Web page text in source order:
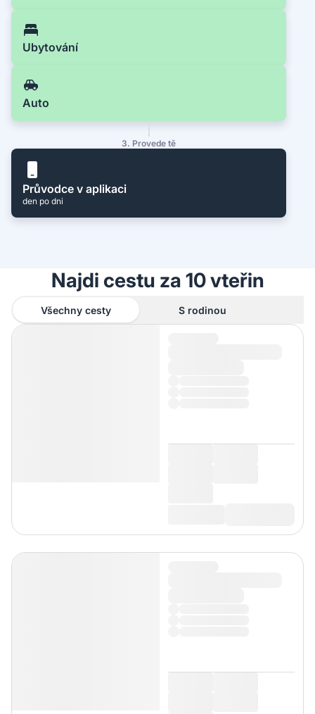
Ubytování
Auto
3. Provede tě
Průvodce v aplikaci
den po dni
Najdi cestu za 10 vteřin
Všechny cesty S rodinou